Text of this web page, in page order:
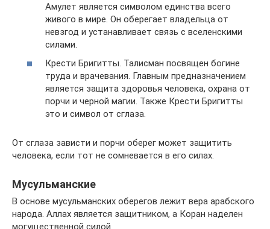
Амулет является символом единства всего
живого в мире. Он оберегает владельца от
невзгод и устанавливает связь с вселенскими
силами.
Крести Бригитты. Талисман посвящен богине
труда и врачевания. Главным предназначением
является защита здоровья человека, охрана от
порчи и черной магии. Также Крести Бригитты
это и символ от сглаза.
От сглаза зависти и порчи оберег может защитить
человека, если тот не сомневается в его силах.
Мусульманские
В основе мусульманских оберегов лежит вера арабского
народа. Аллах является защитником, а Коран наделен
могущественной силой.